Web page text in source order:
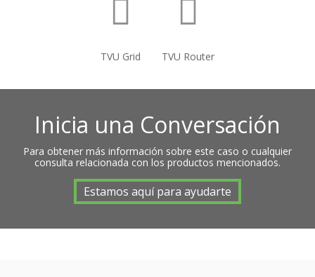
TVU Grid TVU Router
Inicia una Conversación
Para obtener más información sobre este caso o cualquier
consulta relacionada con los productos mencionados.
Estamos aquí para ayudarte